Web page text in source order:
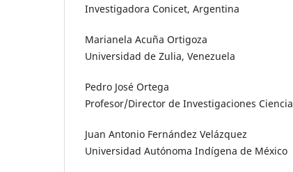
Investigadora Conicet, Argentina
Marianela Acuña Ortigoza
Universidad de Zulia, Venezuela
Pedro José Ortega
Profesor/Director de Investigaciones
Juan Antonio Fernández Velázquez
Universidad Autónoma Indígena de México